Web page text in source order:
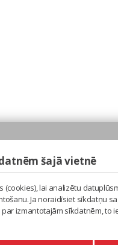
šajā vietnē
lai analizētu
Ja noraidīsiet sīkdatņu
izmantotajām sīkdatnēm,